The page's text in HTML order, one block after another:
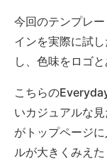
今回のテンプレ
インを実際に試し
し、色味をロゴ
こちらの
いカジュアルな
がトップページ
ルが大きくみえ